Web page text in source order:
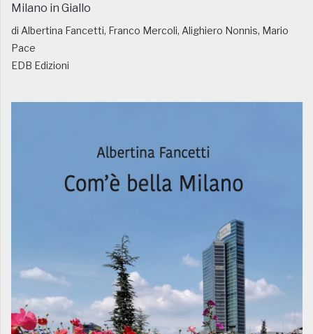
Milano in Giallo
di Albertina Fancetti, Franco Mercoli, Alighiero Nonnis, Mario
Pace
EDB Edizioni